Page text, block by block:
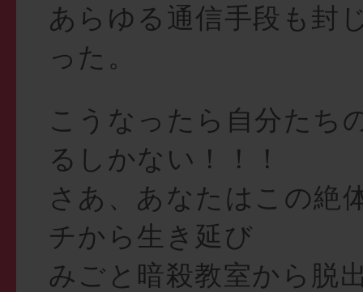
あらゆる通信手段も封
った。
こうなったら自分たち
るしかない！！！
さあ、あなたはこの絶
チから生き延び
みごと暗殺教室から脱